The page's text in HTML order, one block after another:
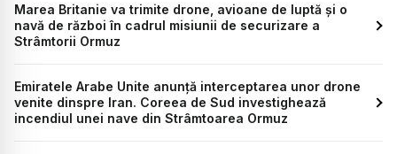
Marea Britanie va trimite drone, avioane de luptă și o
navă de război în cadrul misiunii de securizare a
Strâmtorii Ormuz
Emiratele Arabe Unite anunță interceptarea unor drone
venite dinspre Iran. Coreea de Sud investighează
incendiul unei nave din Strâmtoarea Ormuz